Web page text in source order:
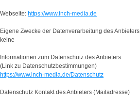
Webseite: https://www.inch-media.de
Eigene Zwecke der Datenverarbeitung des Anbieters
keine
Informationen zum Datenschutz des Anbieters
(Link zu Datenschutzbestimmungen)
https://www.inch-media.de/Datenschutz
Datenschutz Kontakt des Anbieters (Mailadresse)